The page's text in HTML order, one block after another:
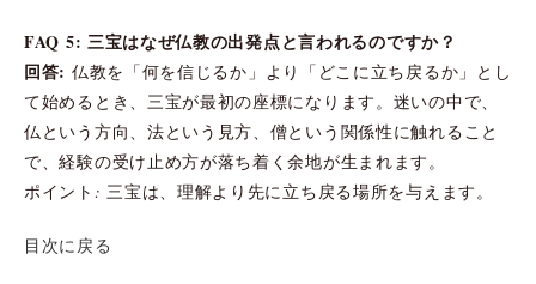
FAQ 5: 三宝はなぜ仏教の出発点と言われるのですか？
回答: 仏教を「何を信じるか」より「どこに立ち戻るか」とし
て始めるとき、三宝が最初の座標になります。迷いの中で、
仏という方向、法という見方、僧という関係性に触れること
で、経験の受け止め方が落ち着く余地が生まれます。
ポイント: 三宝は、理解より先に立ち戻る場所を与えます。
目次に戻る